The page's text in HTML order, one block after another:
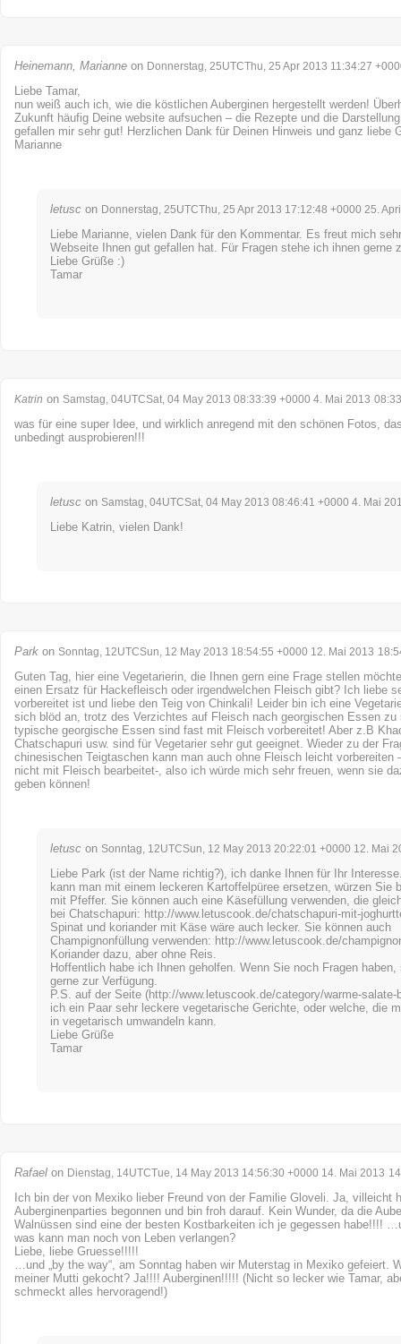
Heinemann, Marianne on Donnerstag, 25UTCThu, 25 Apr 2013 11:34:27
Liebe Tamar,
nun weiß auch ich, wie die köstlichen Auberginen hergestellt werden!
Zukunft häufig Deine website aufsuchen – die Rezepte und die
gefallen mir sehr gut! Herzlichen Dank für Deinen Hinweis und ganz liebe
Marianne
letusc on Donnerstag, 25UTCThu, 25 Apr 2013 17:12:48 +0000 25.
Liebe Marianne, vielen Dank für den Kommentar. Es freut mich
Webseite Ihnen gut gefallen hat. Für Fragen stehe ich ihnen gerne
Liebe Grüße :)
Tamar
Katrin on Samstag, 04UTCSat, 04 May 2013 08:33:39 +0000 4. Mai 2013 08:33
was für eine super Idee, und wirklich anregend mit den schönen Fotos,
unbedingt ausprobieren!!!
letusc on Samstag, 04UTCSat, 04 May 2013 08:46:41 +0000 4. Mai
Liebe Katrin, vielen Dank!
Park on Sonntag, 12UTCSun, 12 May 2013 18:54:55 +0000 12. Mai 2013
Guten Tag, hier eine Vegetarierin, die Ihnen gern eine Frage stellen
einen Ersatz für Hackefleisch oder irgendwelchen Fleisch gibt? Ich liebe
vorbereitet ist und liebe den Teig von Chinkali! Leider bin ich eine
sich blöd an, trotz des Verzichtes auf Fleisch nach georgischen Essen zu
typische georgische Essen sind fast mit Fleisch vorbereitet! Aber z.B
Chatschapuri usw. sind für Vegetarier sehr gut geeignet. Wieder zu der
chinesischen Teigtaschen kann man auch ohne Fleisch leicht vorbereiten
nicht mit Fleisch bearbeitet-, also ich würde mich sehr freuen, wenn sie
geben können!
letusc on Sonntag, 12UTCSun, 12 May 2013 20:22:01 +0000 12. Mai
Liebe Park (ist der Name richtig?), ich danke Ihnen für Ihr
kann man mit einem leckeren Kartoffelpüree ersetzen, würzen Sie
mit Pfeffer. Sie können auch eine Käsefüllung verwenden, die
bei Chatschapuri: http://www.letuscook.de/chatschapuri-mit-
Spinat und koriander mit Käse wäre auch lecker. Sie können auch
Champignonfüllung verwenden: http://www.letuscook.de/
Koriander dazu, aber ohne Reis.
Hoffentlich habe ich Ihnen geholfen. Wenn Sie noch Fragen
gerne zur Verfügung.
P.S. auf der Seite (http://www.letuscook.de/category/warme-salate-
ich ein Paar sehr leckere vegetarische Gerichte, oder welche, die
in vegetarisch umwandeln kann.
Liebe Grüße
Tamar
Rafael on Dienstag, 14UTCTue, 14 May 2013 14:56:30 +0000 14. Mai 2013
Ich bin der von Mexiko lieber Freund von der Familie Gloveli. Ja, villeicht
Auberginenparties begonnen und bin froh darauf. Kein Wunder, da die
Walnüssen sind eine der besten Kostbarkeiten ich je gegessen habe!!!!
was kann man noch von Leben verlangen?
Liebe, liebe Gruesse!!!!!
…und „by the way“, am Sonntag haben wir Muterstag in Mexiko gefeiert.
meiner Mutti gekocht? Ja!!!! Auberginen!!!!! (Nicht so lecker wie Tamar,
schmeckt alles hervoragend!)